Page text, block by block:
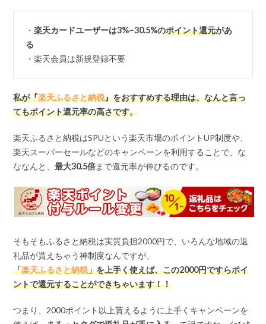
・楽天カードユーザーは3%~30.5%のポイント還元があ
る
・楽天会員は新規登録不要
私が『楽天ふるさと納税』をおすすめする理由は、なんと言っ
てもポイント還元率の高さです。
楽天ふるさと納税はSPUという楽天市場のポイントUP制度や、
楽天スーパーセールなどのキャンペーンを利用することで、な
ななんと、最大30.5倍まで還元率が伸びるのです。
そもそもふるさと納税は実質負担2000円で、いろんな地域の返
礼品が貰えちゃう神制度なんですが、
「楽天ふるさと納税」を上手く使えば、この2000円ですらポイ
ントで還元することができちゃいます！！
つまり、2000ポイント以上貰えるように上手くキャンペーンを